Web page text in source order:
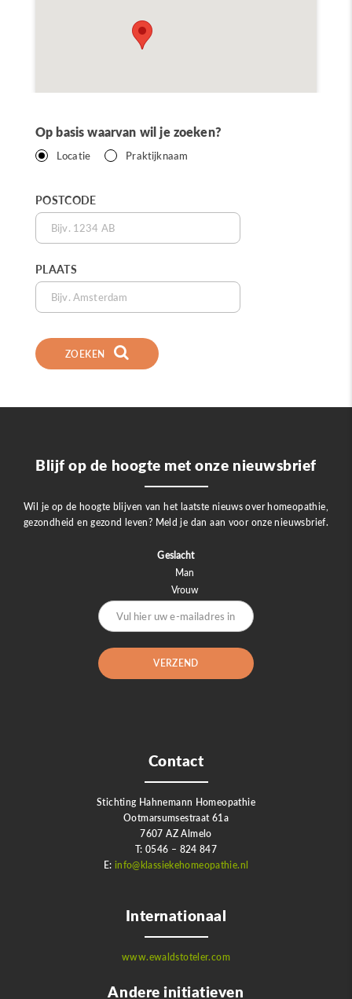
Op basis waarvan wil je zoeken?
Locatie Praktijknaam
POSTCODE
PLAATS
ZOEKEN
Contact
Stichting Hahnemann Homeopathie
Ootmarsumsestraat 61a
7607 AZ Almelo
T: 0546 – 824 847
E: info@klassiekehomeopathie.nl
Internationaal
www.ewaldstoteler.com
Andere initiatieven
Blijf op de hoogte met onze nieuwsbrief
Wil je op de hoogte blijven van het laatste nieuws over homeopathie,
gezondheid en gezond leven? Meld je dan aan voor onze nieuwsbrief.
Geslacht
Man
Vrouw